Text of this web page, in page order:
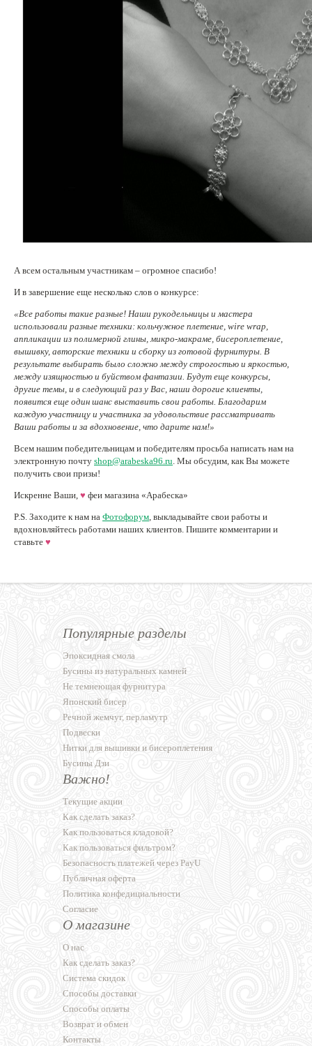
А всем остальным участникам – огромное спасибо!
И в завершение еще несколько слов о конкурсе:
«Все работы такие разные! Наши рукодельницы и мастера
использовали разные техники: кольчужное плетение, wire wrap,
аппликации из полимерной глины, микро-макраме, бисероплетение,
вышивку, авторские техники и сборку из готовой фурнитуры. В
результате выбирать было сложно между строгостью и яркостью,
между изящностью и буйством фантазии. Будут еще конкурсы,
другие темы, и в следующий раз у Вас, наши дорогие клиенты,
появится еще один шанс выставить свои работы. Благодарим
каждую участницу и участника за удовольствие рассматривать
Ваши работы и за вдохновение, что дарите нам!»
Всем нашим победительницам и победителям просьба написать нам на
электронную почту shop@arabeska96.ru . Мы обсудим, как Вы можете
получить свои призы!
Искренне Ваши, ♥ феи магазина «Арабеска»
P.S. Заходите к нам на Фотофорум , выкладывайте свои работы и
вдохновляйтесь работами наших клиентов. Пишите комментарии и
ставьте ♥
Популярные разделы
Эпоксидная смола
Бусины из натуральных камней
Не темнеющая фурнитура
Японский бисер
Речной жемчуг, перламутр
Подвески
Нитки для вышивки и бисероплетения
Бусины Дзи
Важно!
Текущие акции
Как сделать заказ?
Как пользоваться кладовой?
Как пользоваться фильтром?
Безопасность платежей через PayU
Публичная оферта
Политика конфедициальности
Согласие
О магазине
О нас
Как сделать заказ?
Система скидок
Способы доставки
Способы оплаты
Возврат и обмен
Контакты